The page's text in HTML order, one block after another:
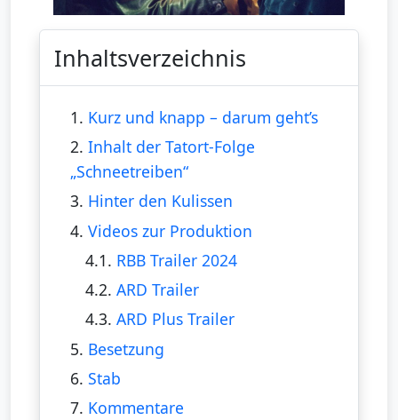
Inhaltsverzeichnis
1. Kurz und knapp – darum geht’s
2. Inhalt der Tatort-Folge
„Schneetreiben“
3. Hinter den Kulissen
4. Videos zur Produktion
4.1. RBB Trailer 2024
4.2.ARD Trailer
4.3.ARD Plus Trailer
5. Besetzung
6. Stab
7. Kommentare